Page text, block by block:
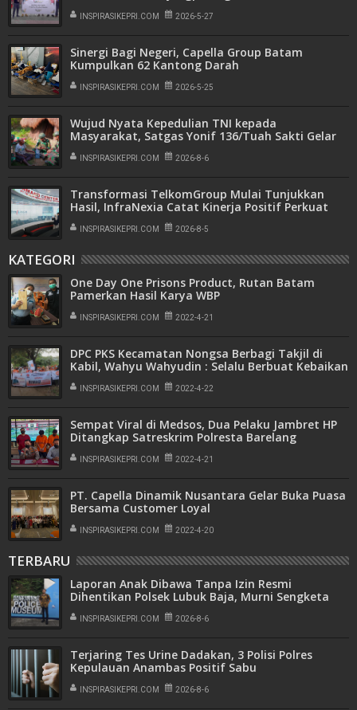
INSPIRASIKEPRI.COM 2026-5-27
Sinergi Bagi Negeri, Capella Group Batam
Kumpulkan 62 Kantong Darah
INSPIRASIKEPRI.COM 2026-5-25
Wujud Nyata Kepedulian TNI kepada
Masyarakat, Satgas Yonif 136/Tuah Sakti Gelar
Pengobatan Keliling di Kampung Kalome
INSPIRASIKEPRI.COM 2026-8-6
Transformasi TelkomGroup Mulai Tunjukkan
Hasil, InfraNexia Catat Kinerja Positif Perkuat
Infrastruktur Digital Nasional
INSPIRASIKEPRI.COM 2026-8-5
KATEGORI
One Day One Prisons Product, Rutan Batam
Pamerkan Hasil Karya WBP
INSPIRASIKEPRI.COM 2022-4-21
DPC PKS Kecamatan Nongsa Berbagi Takjil di
Kabil, Wahyu Wahyudin : Selalu Berbuat Kebaikan
Sekecil Apapun Itu
INSPIRASIKEPRI.COM 2022-4-22
Sempat Viral di Medsos, Dua Pelaku Jambret HP
Ditangkap Satreskrim Polresta Barelang
INSPIRASIKEPRI.COM 2022-4-21
PT. Capella Dinamik Nusantara Gelar Buka Puasa
Bersama Customer Loyal
INSPIRASIKEPRI.COM 2022-4-20
TERBARU
Laporan Anak Dibawa Tanpa Izin Resmi
Dihentikan Polsek Lubuk Baja, Murni Sengketa
INSPIRASIKEPRI.COM 2026-8-6
Terjaring Tes Urine Dadakan, 3 Polisi Polres
Kepulauan Anambas Positif Sabu
INSPIRASIKEPRI.COM 2026-8-6